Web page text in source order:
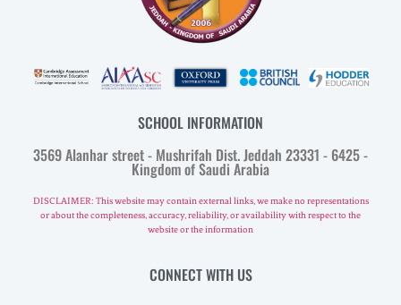
SCHOOL INFORMATION
3569 Alanhar street - Mushrifah Dist. Jeddah 23331 - 6425 -
Kingdom of Saudi Arabia
DISCLAIMER: This website may contain external links, we make no representations
or about the completeness, accuracy, reliability, or availability with respect to the
website or the information
CONNECT WITH US